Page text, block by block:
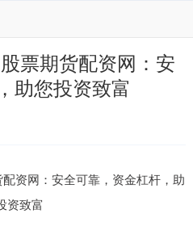
票期货配资网：安
助您投资致富